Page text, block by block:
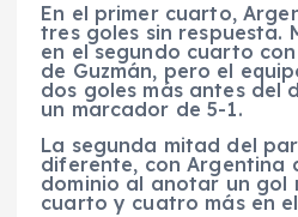
En el primer cuarto,
tres goles sin respuesta.
en el segundo cuarto
de Guzmán, pero el
dos goles más antes del
un marcador de 5-1.
La segunda mitad del
diferente, con Argentina
dominio al anotar un gol
cuarto y cuatro más en